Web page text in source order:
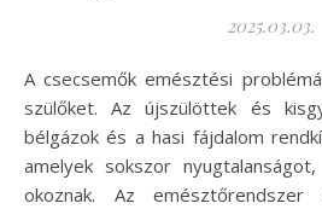
2025.03.03.
A csecsemők emésztési problémái gyakran aggasztják a
szülőket. Az újszülöttek és
bélgázok és a hasi fájdalom
amelyek sokszor
okoznak. Az